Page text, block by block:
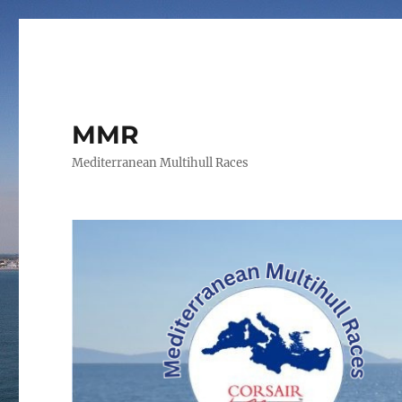
MMR
Mediterranean Multihull Races